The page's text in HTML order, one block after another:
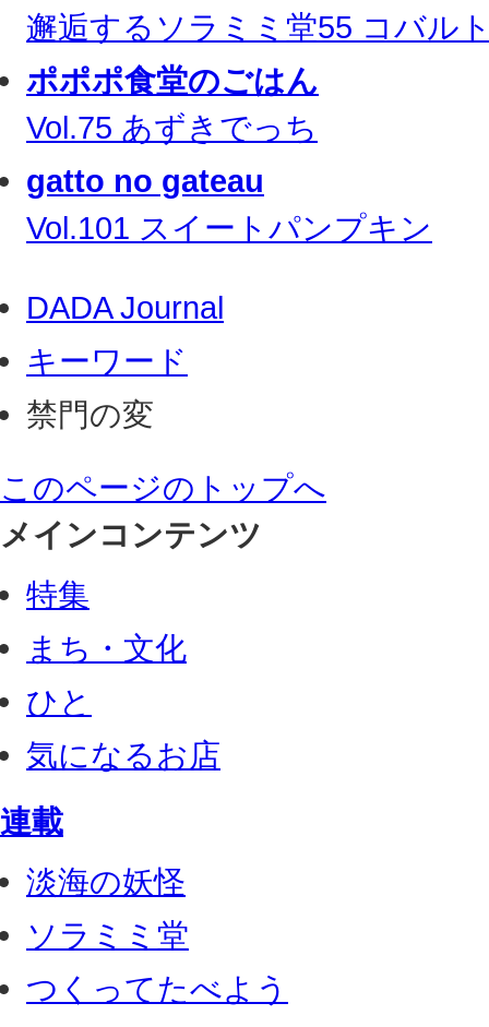
邂逅するソラミミ堂55 コバル
ポポポ食堂のごはん
Vol.75 あずきでっち
gatto no gateau
Vol.101 スイートパンプキン
DADA Journal
キーワード
禁門の変
このページのトップへ
メインコンテンツ
特集
まち・文化
ひと
気になるお店
連載
淡海の妖怪
ソラミミ堂
つくってたべよう